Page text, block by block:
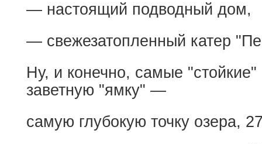
— настоящий подводный дом,
— свежезатопленный катер
Ну, и конечно, самые "стойкие"
заветную "ямку" —
самую глубокую точку озера,